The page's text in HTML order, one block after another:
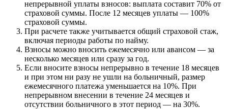
непрерывной уплаты взносов: выплата составит 70% от
страховой суммы. После 12 месяцев уплаты — 100%
страховой суммы.
При расчете также учитывается общий страховой стаж,
включая периоды работы по найму.
Взносы можно вносить ежемесячно или авансом — за
несколько месяцев или сразу за год.
Если вносите взносы непрерывно в течение 18 месяцев
и при этом ни разу не ушли на больничный, размер
ежемесячного платежа уменьшается на 10%. При
непрерывном внесении в течение 24 месяцев и
отсутствии больничного в этот период — на 30%.